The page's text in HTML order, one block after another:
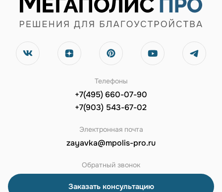
Телефоны
+7(495) 660-07-90
+7(903) 543-67-02
Электронная почта
zayavka@mpolis-pro.ru
Обратный звонок
Заказать консультацию